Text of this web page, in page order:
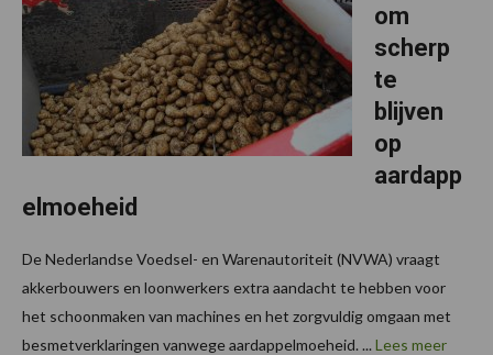
om
scherp
te
blijven
op
aardapp
elmoeheid
De Nederlandse Voedsel- en Warenautoriteit (NVWA) vraagt
akkerbouwers en loonwerkers extra aandacht te hebben voor
het schoonmaken van machines en het zorgvuldig omgaan met
besmetverklaringen vanwege aardappelmoeheid. ... Lees meer